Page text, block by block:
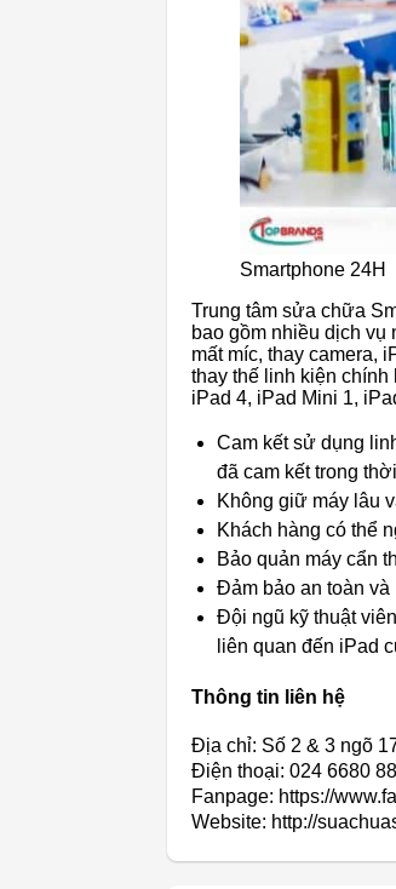
Smartphone 24H
Trung tâm sửa chữa
bao gồm nhiều dịch vụ
mất míc, thay camera,
thay thế linh kiện chính
iPad 4, iPad Mini 1,
Cam kết sử dụng
đã cam kết trong
Không giữ máy lâu
Khách hàng có thể
Bảo quản máy cẩn
Đảm bảo an toàn
Đội ngũ kỹ thuật
liên quan đến iPad
Thông tin liên hệ
Địa chỉ: Số 2 & 3 ngõ
Điện thoại: 024 6680
Fanpage: https://
Website: http://